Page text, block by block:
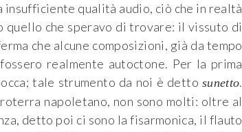
insufficiente qualità audio, ciò che in realtà
quello che speravo di trovare: il vissuto di
che alcune composizioni, già da tempo
realmente autoctone. Per la prima
tale strumento da noi è detto sunetto.
napoletano, non sono molti: oltre al
detto poi ci sono la fisarmonica, il flauto